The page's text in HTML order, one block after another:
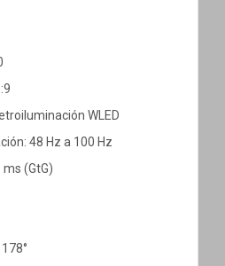
WLED
48 Hz a 100 Hz
(GtG)